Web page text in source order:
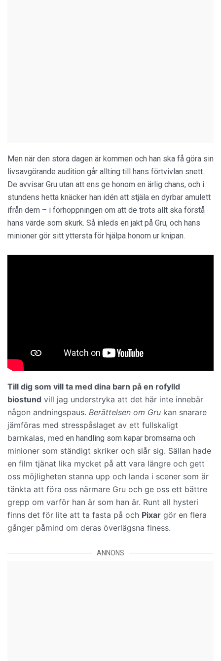
Men när den stora dagen är kommen och han ska få göra sin
livsavgörande audition går allting till hans förtvivlan snett.
De avvisar Gru utan att ens ge honom en ärlig chans, och i
stundens hetta knäcker han idén att stjäla en dyrbar amulett
ifrån dem – i förhoppningen om att de trots allt ska förstå
hans värde som skurk. Så inleds en jakt på Gru, och hans
minioner gör sitt yttersta för hjälpa honom ur knipan.
Till dig som vill ta med dina barn på en rofylld
biostund vill jag understryka att det här inte innebär
någon andningspaus. Berättelsen om Gru kan snarare
jämföras med stresspåslaget av ett fullskaligt
barnkalas, med en handling som kapar bromsarna och
minioner som ständigt skriker och slår sig. Sällan hade
en film tjänat lika mycket på att vara längre och gett
oss möjligheten stanna upp och landa i scener som är
tänkta att föra oss närmare Gru och ge oss ett bättre
grepp om varför han är som han är. Runt all hysteri
finns det för lite att ta fasta på och Pixar gör en flera
gånger påmind om deras överlägsna finess.
ANNONS